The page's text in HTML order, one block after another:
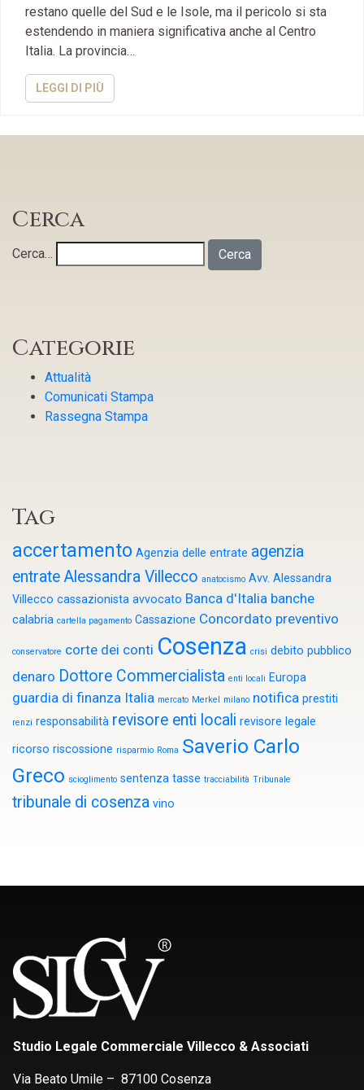
restano quelle del Sud e le Isole, ma il pericolo si sta
estendendo in maniera significativa anche al Centro
Italia. La provincia…
LEGGI DI PIÙ
Cerca
Cerca…
Categorie
Attualità
Comunicati Stampa
Rassegna Stampa
Tag
accertamento Agenzia delle entrate agenzia
entrateAlessandra Villecco anatocismo Avv. Alessandra
Villecco cassazionista avvocato Banca d'Italia banche
calabria cartella pagamento Cassazione Concordato preventivo
conservatore corte dei conti Cosenza crisi debito pubblico
denaro Dottore Commercialista enti locali Europa
guardia di finanza Italia mercato Merkel milano notifica prestiti
renzi responsabilità revisore enti locali revisore legale
ricorso riscossione risparmio Roma Saverio Carlo
Greco scioglimento sentenza tasse tracciabilità Tribunale
tribunale di cosenza vino
Studio Legale Commerciale Villecco & Associati
Via Beato Umile – 87100 Cosenza